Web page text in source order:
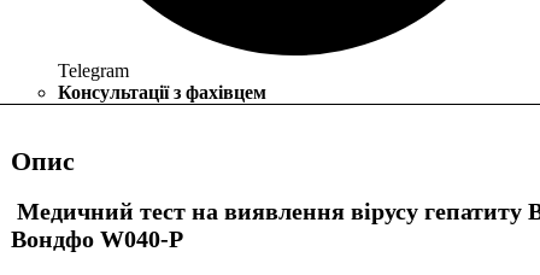
Telegram
Консультації з фахівцем
Опис
Медичний тест на виявлення вірусу гепатиту
Вондфо W040-P